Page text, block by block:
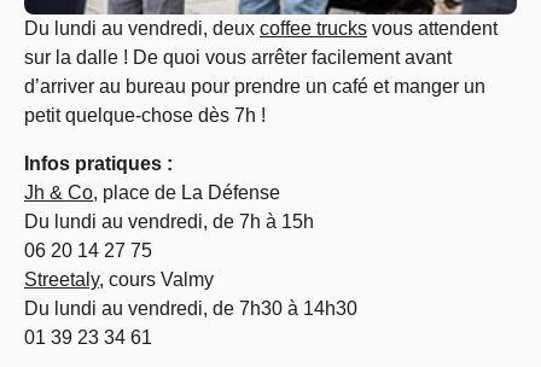
Du lundi au vendredi, deux coffee trucks vous attendent
sur la dalle ! De quoi vous arrêter facilement avant
d’arriver au bureau pour prendre un café et manger un
petit quelque-chose dès 7h !
Infos pratiques :
Jh & Co, place de La Défense
Du lundi au vendredi, de 7h à 15h
06 20 14 27 75
Streetaly, cours Valmy
Du lundi au vendredi, de 7h30 à 14h30
01 39 23 34 61